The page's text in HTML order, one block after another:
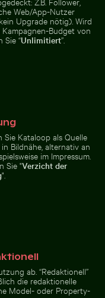
Web/App-Nutzer
Upgrade nötig). Wird
Budget von
“Unlimitiert”.
Sie Kataloop als Quelle
Bildnähe, alternativ an
im Impressum.
Sie "Verzicht der
".
ab. “Redaktionell”
die redaktionelle
Model- oder Property-